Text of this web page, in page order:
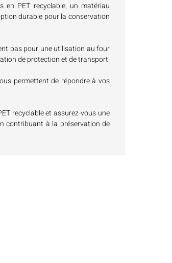
en PET recyclable, un matériau
durable pour la conservation
pas pour une utilisation au four
de protection et de transport.
permettent de répondre à vos
recyclable et assurez-vous une
contribuant à la préservation de